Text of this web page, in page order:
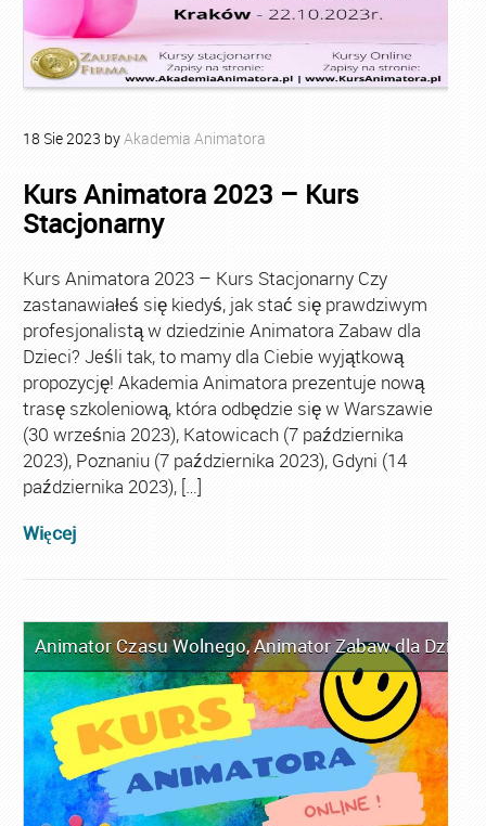
18 Sie2023 byAkademia Animatora
Kurs Animatora 2023 – Kurs
Stacjonarny
Kurs Animatora 2023 – Kurs Stacjonarny Czy
zastanawiałeś się kiedyś, jak stać się prawdziwym
profesjonalistą w dziedzinie Animatora Zabaw dla
Dzieci? Jeśli tak, to mamy dla Ciebie wyjątkową
propozycję! Akademia Animatora prezentuje nową
trasę szkoleniową, która odbędzie się w Warszawie
(30 września 2023), Katowicach (7 października
2023), Poznaniu (7 października 2023), Gdyni (14
października 2023), […]
Więcej
Animator Czasu Wolnego,Animator Zabaw dla Dzieci